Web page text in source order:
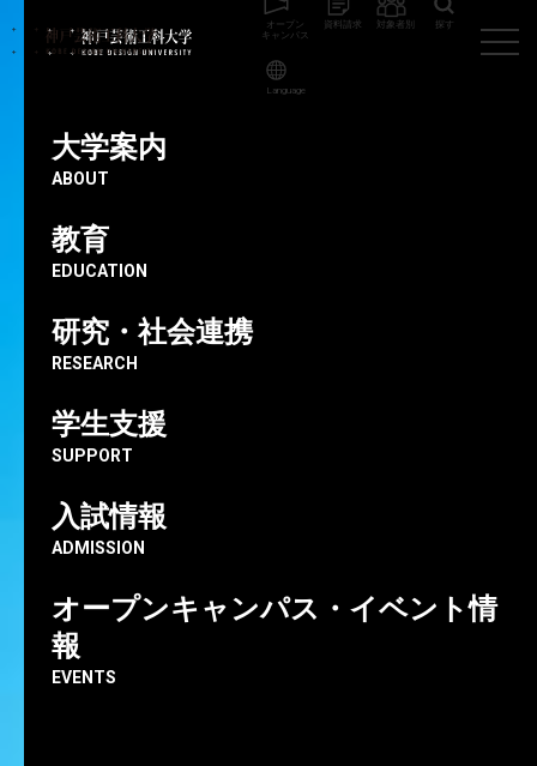
大学案内
ABOUT
教育
EDUCATION
研究・社会連携
RESEARCH
学生支援
SUPPORT
入試情報
ADMISSION
オープンキャンパス・イベント情
報
EVENTS
オープン
キャンパス
資料請求 対象者別 探す
Language
神戸芸術工科大学
大学案内
学長挨拶